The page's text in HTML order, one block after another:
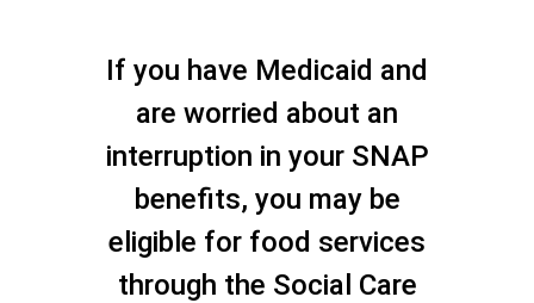
If you have Medicaid and
are worried about an
interruption in your SNAP
benefits, you may be
eligible for food services
through the Social Care